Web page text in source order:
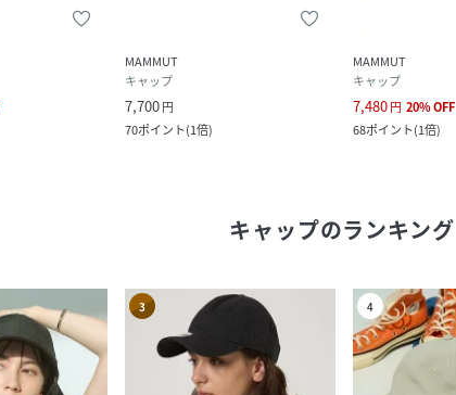
MAMMUT
キャップ
7,700円
70ポイント(1倍)
MAMMUT
キャップ
7,480円 20%OFF
68ポイント(1倍)
キャップのランキング
3 4